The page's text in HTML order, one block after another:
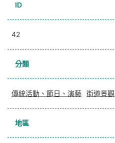
ID
42
分類
傳統活動、節日、演藝 街道景觀
地區